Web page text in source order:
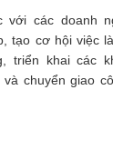
các doanh
tạo cơ hội việc
triển khai các
chuyển giao